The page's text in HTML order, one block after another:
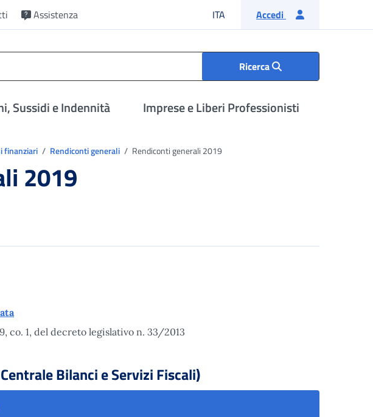
Assistenza ITA Lingua italiana
Accedi
Ricerca
Sussidi e Indennità Imprese e Liberi Professionisti
finanziari Rendiconti generali Rendiconti generali 2019
2019
co. 1, del decreto legislativo n. 33/2013
Bilanci e Servizi Fiscali)